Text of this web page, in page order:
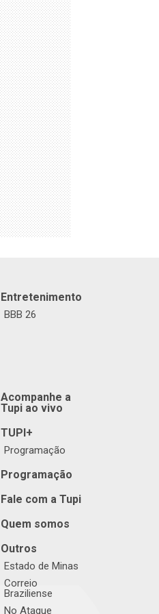
Entretenimento
BBB 26
Acompanhe a
Tupi ao vivo
TUPI+
Programação
Programação
Fale com a Tupi
Quem somos
Outros
Estado de Minas
Correio
Braziliense
No Ataque